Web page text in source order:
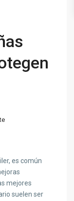
es común
mejores
suelen ser